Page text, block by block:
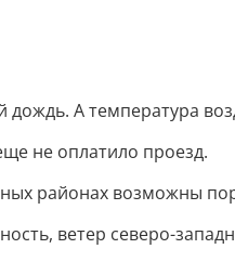
А температура
не оплатило проезд.
районах возможны
ветер северо-